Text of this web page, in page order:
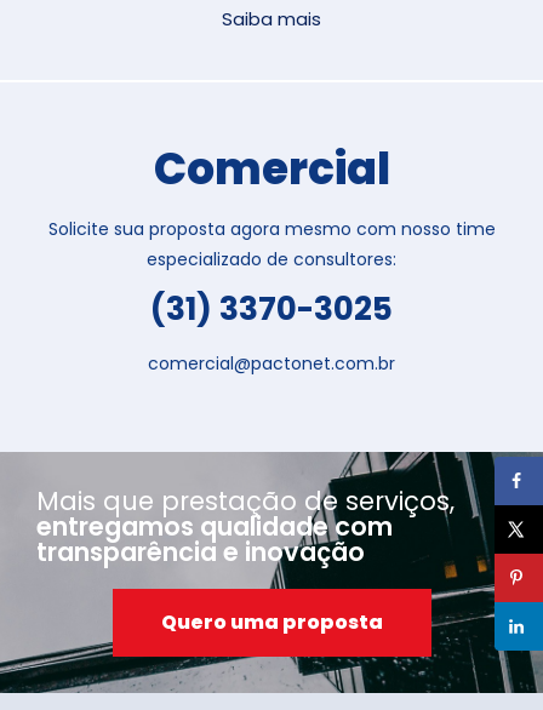
Saiba mais
Comercial
Solicite sua proposta agora mesmo com nosso time
especializado de consultores:
(31) 3370-3025
comercial@pactonet.com.br
Mais que prestação de serviços,
entregamos qualidade com
transparência e inovação
Quero uma proposta